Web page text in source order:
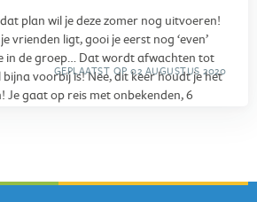
plan wil je deze zomer nog uitvoeren!
vrienden ligt, gooi je eerst nog ‘even’
in de groep… Dat wordt afwachten tot
voorbij is! Nee, dit keer houdt je het
Je gaat op reis met onbekenden, 6
GEPLAATST OP 02 AUGUSTUS 2020